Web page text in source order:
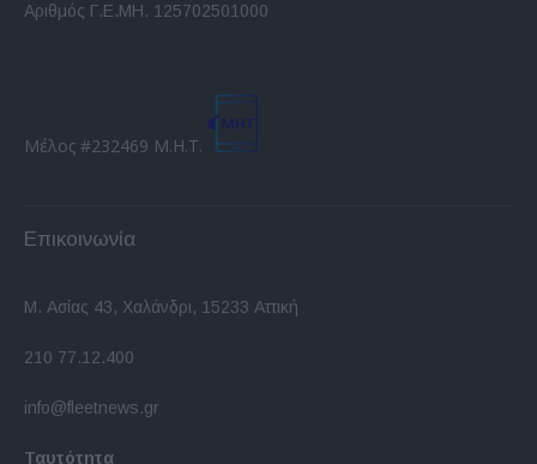
Αριθμός Γ.Ε.ΜΗ. 125702501000
Μέλος #232469 Μ.Η.Τ.
Επικοινωνία
Μ. Ασίας 43, Χαλάνδρι, 15233 Αττική
210 77.12.400
info@fleetnews.gr
Ταυτότητα